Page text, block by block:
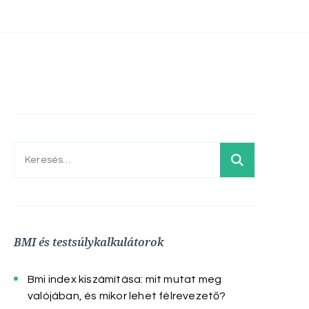
Keresés:
BMI és testsúlykalkulátorok
Bmi index kiszámítása: mit mutat meg
valójában, és mikor lehet félrevezető?